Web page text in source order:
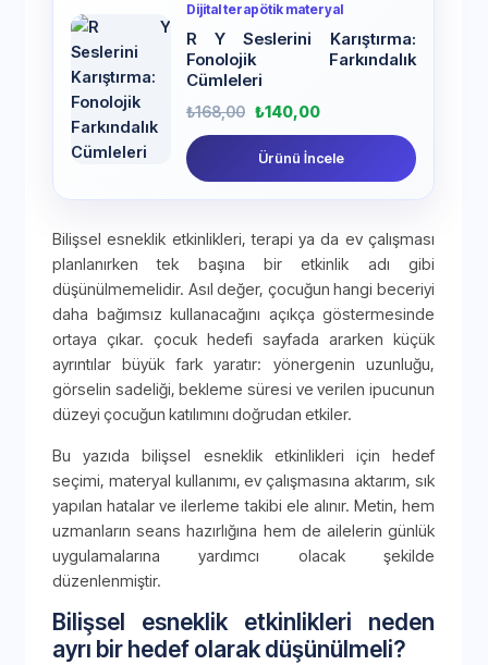
Dijital terapötik materyal
R Y Seslerini Karıştırma:
Fonolojik Farkındalık
Cümleleri
₺168,00 ₺140,00
Ürünü İncele
Bilişsel esneklik etkinlikleri, terapi ya da ev çalışması
planlanırken tek başına bir etkinlik adı gibi
düşünülmemelidir. Asıl değer, çocuğun hangi beceriyi
daha bağımsız kullanacağını açıkça göstermesinde
ortaya çıkar. çocuk hedefi sayfada ararken küçük
ayrıntılar büyük fark yaratır: yönergenin uzunluğu,
görselin sadeliği, bekleme süresi ve verilen ipucunun
düzeyi çocuğun katılımını doğrudan etkiler.
Bu yazıda bilişsel esneklik etkinlikleri için hedef
seçimi, materyal kullanımı, ev çalışmasına aktarım, sık
yapılan hatalar ve ilerleme takibi ele alınır. Metin, hem
uzmanların seans hazırlığına hem de ailelerin günlük
uygulamalarına yardımcı olacak şekilde
düzenlenmiştir.
Bilişsel esneklik etkinlikleri neden
ayrı bir hedef olarak düşünülmeli?